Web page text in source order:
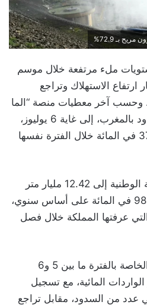
بـ 72.9%
ملء مرتفعة خلال موسم
ارتفاع الاستهلاك وتراجع
وحسب آخر معطيات منصة “الما
ديالنا”، بلغ معدل ملء السدود بالمغرب، إلى غاية 6 يوليوز،
72.9 في المائة، مقابل 37.4 في المائة خلال الفترة نفسها
وارتفعت الاحتياطات المائية الوطنية إلى 12.42 مليار متر
مكعب، مسجلة نموا بنسبة 98 في المائة على أساس سنوي،
عرفتها المملكة خلال فصل
غير أن المعطيات الأخيرة، الخاصة بالفترة ما بين 5 و6
المائية، مع تسجيل
عدد من السدود، مقابل تراجع